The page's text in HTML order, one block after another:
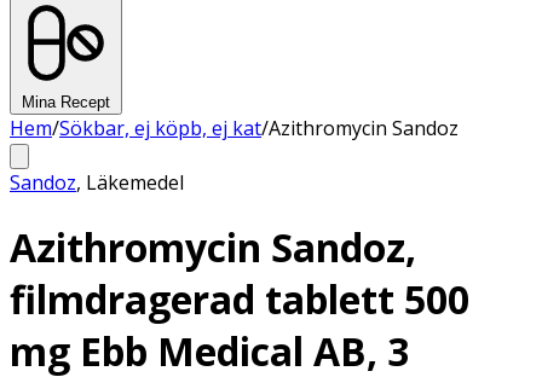
Mina Recept
Hem/Sökbar, ej köpb, ej kat/Azithromycin Sandoz
Sandoz, Läkemedel
Azithromycin Sandoz,
filmdragerad tablett 500
mg Ebb Medical AB, 3